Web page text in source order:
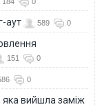
аут 589 0
151 0
0
яка вийшла заміж